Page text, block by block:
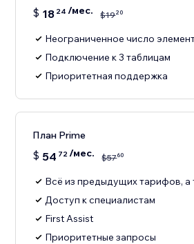
$ 18 24 /мес. $1920
Неограниченное число
Подключение к 3 таблицам
Приоритетная поддержка
План Prime
$ 54 72/мес. $5760
Всё из предыдущих тарифов, а
Доступ к специалистам
First Assist
Приоритетные запросы